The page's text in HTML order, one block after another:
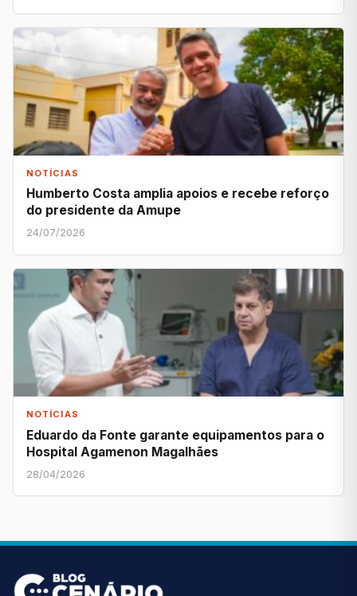
NOTÍCIAS
Humberto Costa amplia apoios e recebe reforço
do presidente da Amupe
24/07/2026
NOTÍCIAS
Eduardo da Fonte garante equipamentos para o
Hospital Agamenon Magalhães
28/04/2026